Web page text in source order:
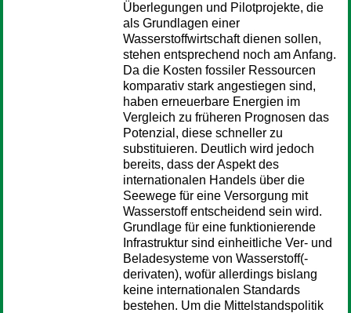
Überlegungen und Pilotprojekte, die
als Grundlagen einer
Wasserstoffwirtschaft dienen sollen,
stehen entsprechend noch am Anfang.
Da die Kosten fossiler Ressourcen
komparativ stark angestiegen sind,
haben erneuerbare Energien im
Vergleich zu früheren Prognosen das
Potenzial, diese schneller zu
substituieren. Deutlich wird jedoch
bereits, dass der Aspekt des
internationalen Handels über die
Seewege für eine Versorgung mit
Wasserstoff entscheidend sein wird.
Grundlage für eine funktionierende
Infrastruktur sind einheitliche Ver- und
Beladesysteme von Wasserstoff(-
derivaten), wofür allerdings bislang
keine internationalen Standards
bestehen. Um die Mittelstandspolitik